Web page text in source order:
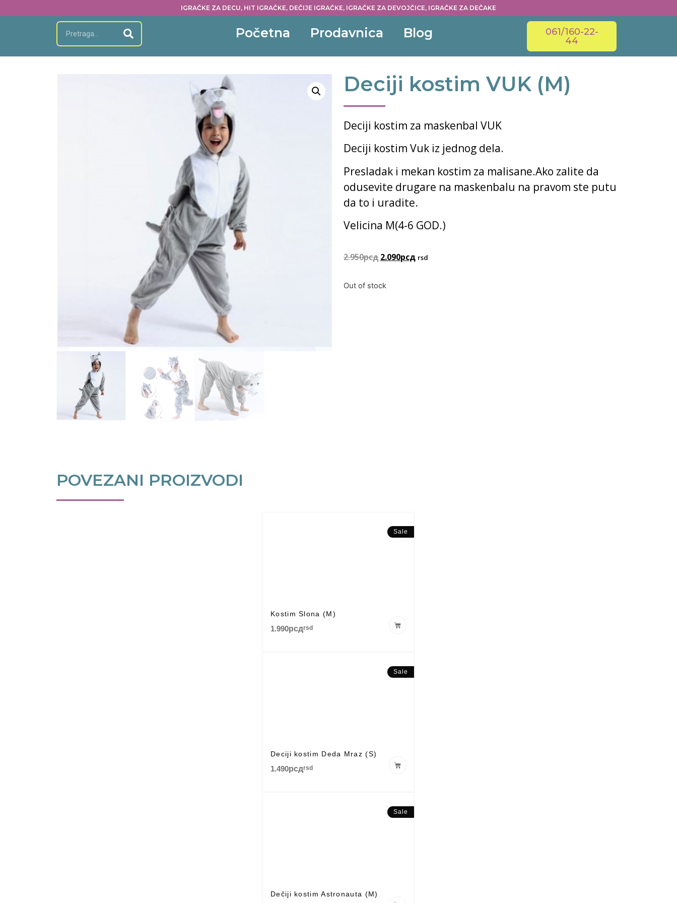
IGRAČKE ZA DECU, HIT IGRAČKE, DEČIJE IGRAČKE, IGRAČKE ZA DEVOJČICE, IGRAČKE ZA DEČAKE
Početna Prodavnica Blog
061/160-22-
44
Deciji kostim VUK (M)
Deciji kostim za maskenbal VUK
Deciji kostim Vuk iz jednog dela.
Presladak i mekan kostim za malisane.Ako zalite da
odusevite drugare na maskenbalu na pravom ste putu
da to i uradite.
Velicina M(4-6 GOD.)
2.950рсд 2.090рсд rsd
Out of stock
POVEZANI PROIZVODI
Sale
Kostim Slona (M)
1.990рсдrsd
Sale
Deciji kostim Deda Mraz (S)
1.490рсдrsd
Sale
Dečiji kostim Astronauta (M)